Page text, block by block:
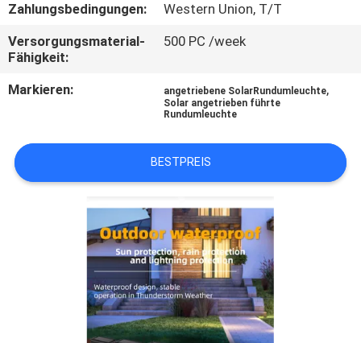
UNS
NACHRICHTEN
FORDERN
ANGEBOT
Zahlungsbedingungen:
Western Union, T/T
Versorgungsmaterial-
Fähigkeit:
500 PC /week
Markieren: angetriebene SolarRundumleuchte,
Solar angetrieben führte
Rundumleuchte
BESTPREIS